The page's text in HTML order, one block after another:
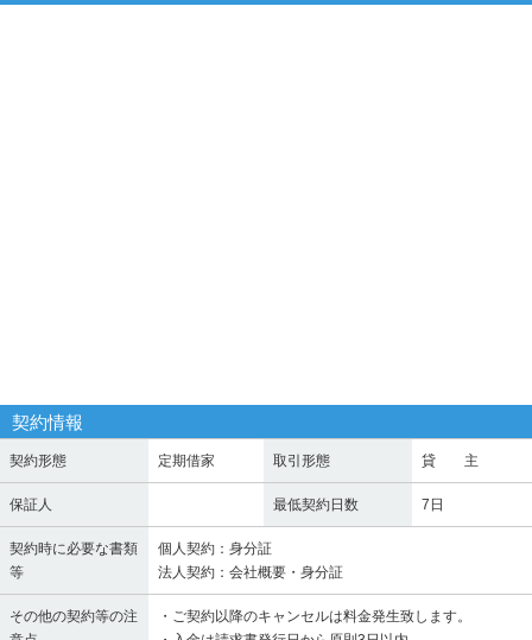
契約情報
契約形態 定期借家 取引形態 貸 主
保証人 最低契約日数 7日
契約時に必要な書類
等
個人契約：身分証
法人契約：会社概要・身分証
その他の契約等の注
・ご契約以降のキャンセルは料金発生致します。